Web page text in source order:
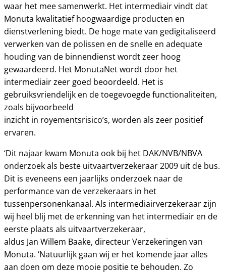
waar het mee samenwerkt. Het intermediair vindt dat
Monuta kwalitatief hoogwaardige producten en
dienstverlening biedt. De hoge mate van gedigitaliseerd
verwerken van de polissen en de snelle en adequate
houding van de binnendienst wordt zeer hoog
gewaardeerd. Het MonutaNet wordt door het
intermediair zeer goed beoordeeld. Het is
gebruiksvriendelijk en de toegevoegde functionaliteiten,
zoals bijvoorbeeld
inzicht in royementsrisico’s, worden als zeer positief
ervaren.
‘Dit najaar kwam Monuta ook bij het DAK/NVB/NBVA
onderzoek als beste uitvaartverzekeraar 2009 uit de bus.
Dit is eveneens een jaarlijks onderzoek naar de
performance van de verzekeraars in het
tussenpersonenkanaal. Als intermediairverzekeraar zijn
wij heel blij met de erkenning van het intermediair en de
eerste plaats als uitvaartverzekeraar,
aldus Jan Willem Baake, directeur Verzekeringen van
Monuta. ‘Natuurlijk gaan wij er het komende jaar alles
aan doen om deze mooie positie te behouden. Zo